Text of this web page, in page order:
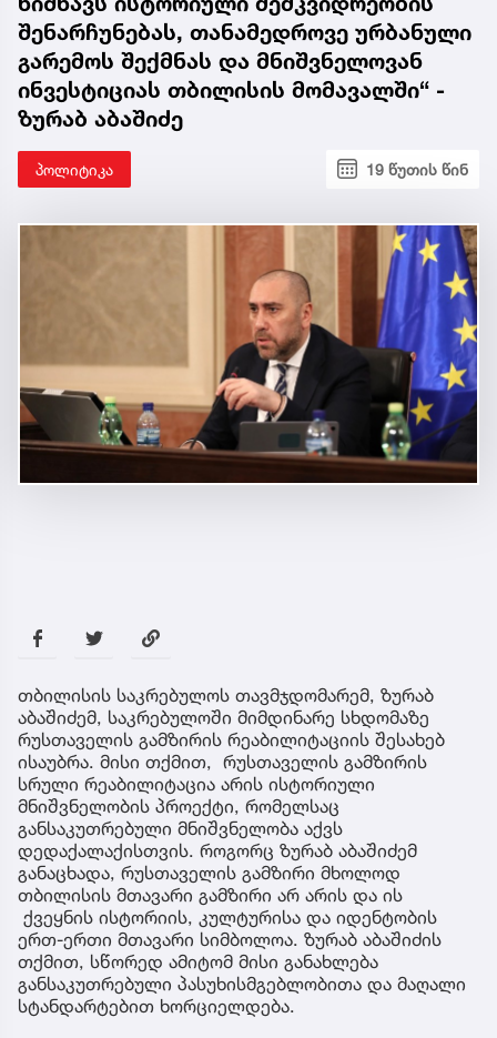
შენარჩუნებას, თანამედროვე ურბანული
გარემოს შექმნას და მნიშვნელოვან
ინვესტიციას თბილისის მომავალში“ -
ზურაბ აბაშიძე
პოლიტიკა 19 წუთის წინ
თბილისის საკრებულოს თავმჯდომარემ, ზურაბ
აბაშიძემ, საკრებულოში მიმდინარე სხდომაზე
რუსთაველის გამზირის რეაბილიტაციის შესახებ
ისაუბრა. მისი თქმით, რუსთაველის გამზირის
სრული რეაბილიტაცია არის ისტორიული
მნიშვნელობის პროექტი, რომელსაც
განსაკუთრებული მნიშვნელობა აქვს
დედაქალაქისთვის. როგორც ზურაბ აბაშიძემ
განაცხადა, რუსთაველის გამზირი მხოლოდ
თბილისის მთავარი გამზირი არ არის და ის
ქვეყნის ისტორიის, კულტურისა და იდენტობის
ერთ-ერთი მთავარი სიმბოლოა. ზურაბ აბაშიძის
თქმით, სწორედ ამიტომ მისი განახლება
განსაკუთრებული პასუხისმგებლობითა და მაღალი
სტანდარტებით ხორციელდება.